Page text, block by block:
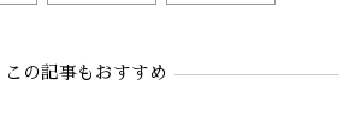
この記事もおすすめ